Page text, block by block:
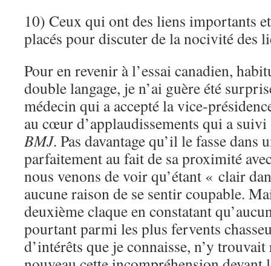
10) Ceux qui ont des liens importants
placés pour discuter de la nocivité des
Pour en revenir à l’essai canadien,
double langage, je n’ai guère été
médecin qui a accepté la vice-
au cœur d’applaudissements qui a
BMJ. Pas davantage qu’il le fasse dans
parfaitement au fait de sa proximité
nous venons de voir qu’étant « clair
aucune raison de se sentir coupable.
deuxième claque en constatant
pourtant parmi les plus fervents
d’intérêts que je connaisse, n’y